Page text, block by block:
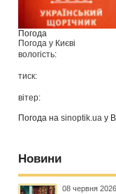
Погода
Погода у Києві
вологість:
тиск:
вітер:
Погода наsinoptik.ua у
Новини
08 червня